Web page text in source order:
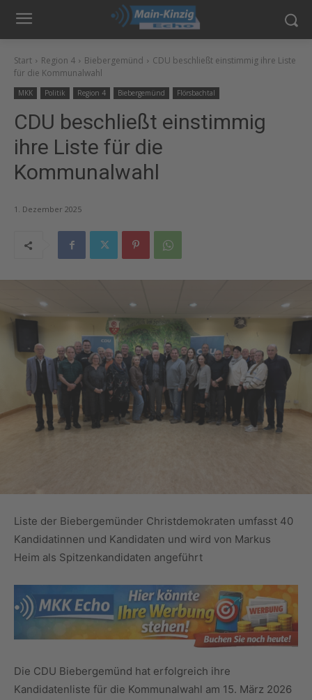
Start Region 4 Biebergemünd
CDU beschließt einstimmig ihre Liste
für die Kommunalwahl
MKK Politik Region 4 Biebergemünd Flörsbachtal
CDU beschließt einstimmig
ihre Liste für die
Kommunalwahl
1. Dezember 2025
Liste der Biebergemünder Christdemokraten umfasst 40
Kandidatinnen und Kandidaten und wird von Markus
Heim als Spitzenkandidaten angeführt
Die CDU Biebergemünd hat erfolgreich ihre
Kandidatenliste für die Kommunalwahl am 15. März 2026